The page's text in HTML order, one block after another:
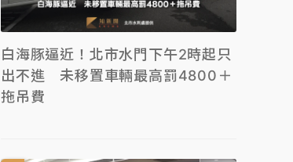
白海豚逼近！北市水門下午2時起只
出不進 未移置車輛最高罰4800＋
拖吊費